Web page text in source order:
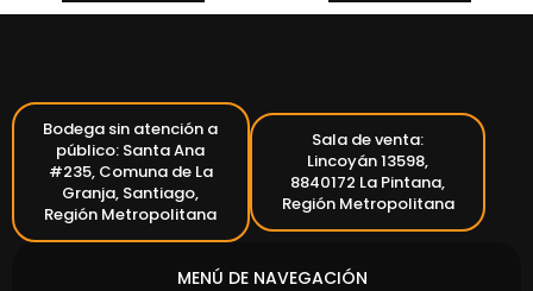
Bodega sin atención a
público: Santa Ana
#235, Comuna de La
Granja, Santiago,
Región Metropolitana
Sala de venta:
Lincoyán 13598,
8840172 La Pintana,
Región Metropolitana
MENÚ DE NAVEGACIÓN